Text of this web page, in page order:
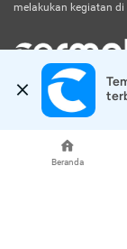
Beranda
melakukan kegiatan
© 2026 Cermati. All